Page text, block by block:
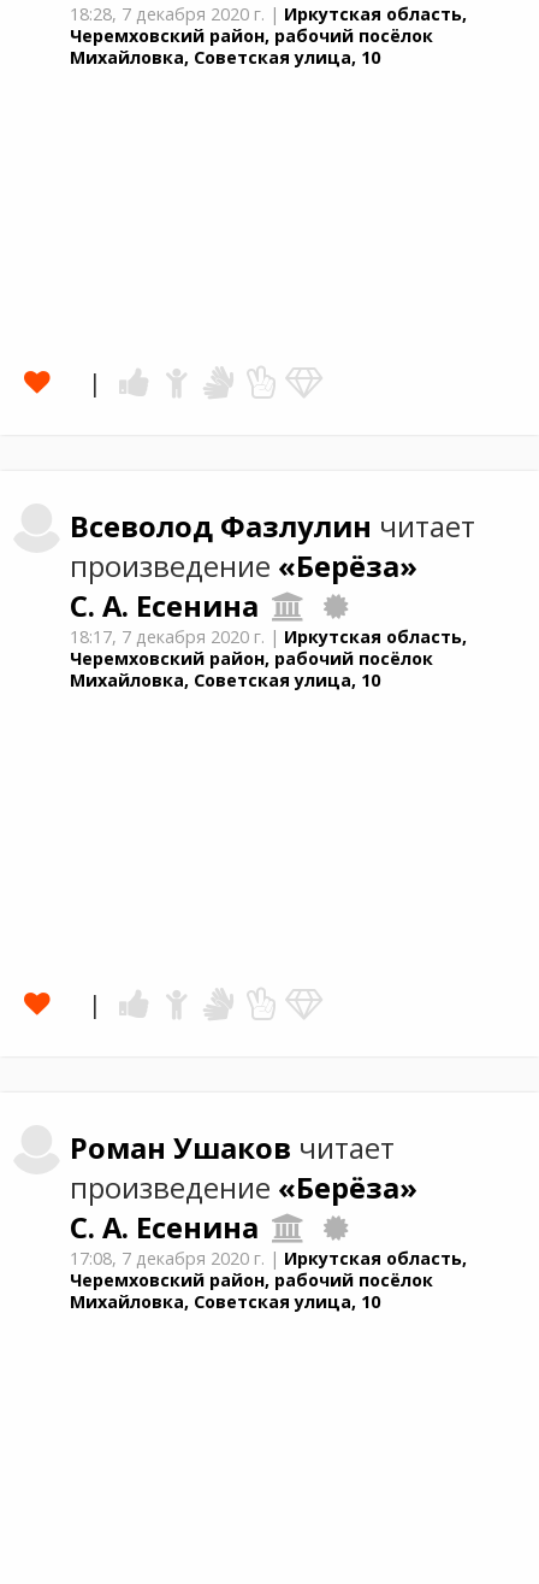
18:28, 7 декабря 2020 г. | Иркутская область,
Черемховский район, рабочий посёлок
Михайловка, Советская улица, 10
Всеволод Фазлулин читает
произведение «Берёза»
С. А. Есенина
18:17, 7 декабря 2020 г. | Иркутская область,
Черемховский район, рабочий посёлок
Михайловка, Советская улица, 10
Роман Ушаков читает
произведение «Берёза»
С. А. Есенина
17:08, 7 декабря 2020 г. | Иркутская область,
Черемховский район, рабочий посёлок
Михайловка, Советская улица, 10